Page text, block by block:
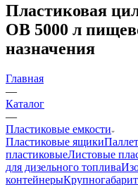
Пластиковая
ОВ 5000 л
назначения
Главная
—
Каталог
—
Пластиковые емкости
Пластиковые ящики
пластиковыеЛистовые
для дизельного топлива
контейнеры